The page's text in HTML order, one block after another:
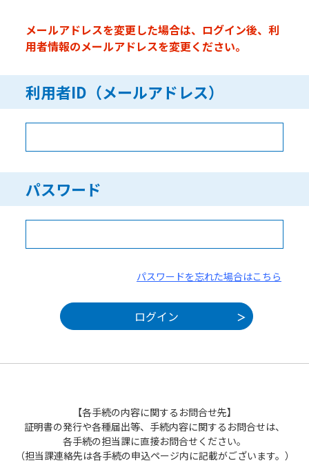
メールアドレスを変更した場合は、ログイン後、利
用者情報のメールアドレスを変更ください。
利用者ID（メールアドレス）
パスワード
パスワードを忘れた場合はこちら
【各手続の内容に関するお問合せ先】
証明書の発行や各種届出等、手続内容に関するお問合せは、
各手続の担当課に直接お問合せください。
（担当課連絡先は各手続の申込ページ内に記載がございます。）